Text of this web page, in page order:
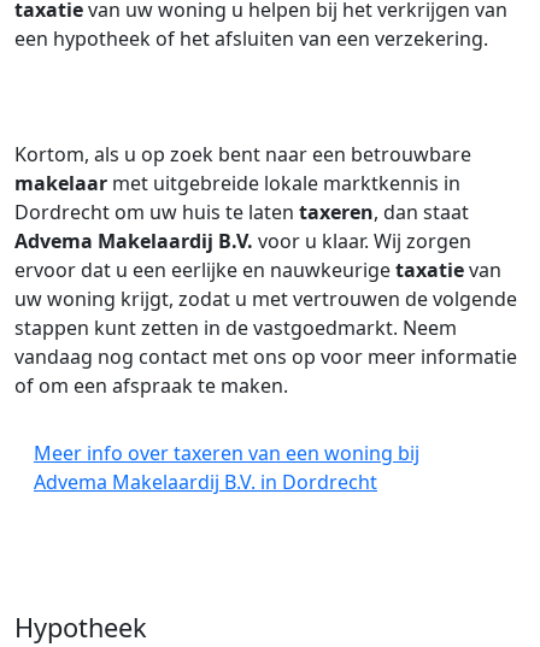
taxatievan uw woning u helpen bij het verkrijgen van
een hypotheek of het afsluiten van een verzekering.
Kortom, als u op zoek bent naar een betrouwbare
makelaar met uitgebreide lokale marktkennis in
Dordrecht om uw huis te laten taxeren, dan staat
Advema Makelaardij B.V. voor u klaar. Wij zorgen
ervoor dat u een eerlijke en nauwkeurigetaxatievan
uw woning krijgt, zodat u met vertrouwen de volgende
stappen kunt zetten in de vastgoedmarkt. Neem
vandaag nog contact met ons op voor meer informatie
of om een afspraak te maken.
Meer info over taxeren van een woning bij
Advema Makelaardij B.V. in Dordrecht
Hypotheek